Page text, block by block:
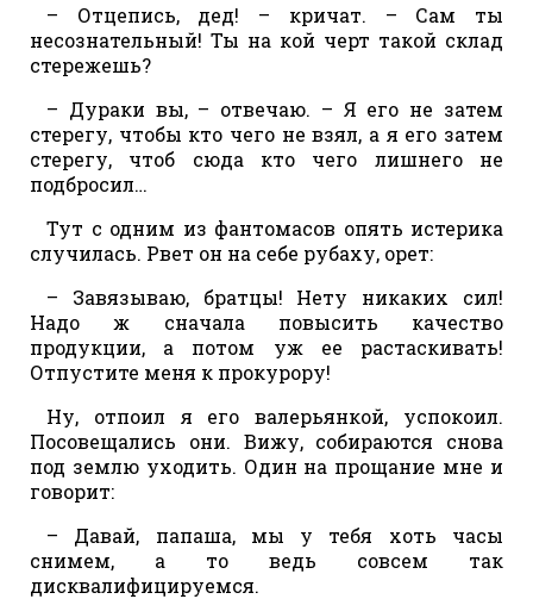
– Отцепись, дед! – кричат. – Сам ты
несознательный! Ты на кой черт такой склад
стережешь?
– Дураки вы, – отвечаю. – Я его не затем
стерегу, чтобы кто чего не взял, а я его затем
стерегу, чтоб сюда кто чего лишнего не
подбросил…
Тут с одним из фантомасов опять истерика
случилась. Рвет он на себе рубаху, орет:
– Завязываю, братцы! Нету никаких сил!
Надо ж сначала повысить качество
продукции, а потом уж ее растаскивать!
Отпустите меня к прокурору!
Ну, отпоил я его валерьянкой, успокоил.
Посовещались они. Вижу, собираются снова
под землю уходить. Один на прощание мне и
говорит:
– Давай, папаша, мы у тебя хоть часы
снимем, а то ведь совсем так
дисквалифицируемся.